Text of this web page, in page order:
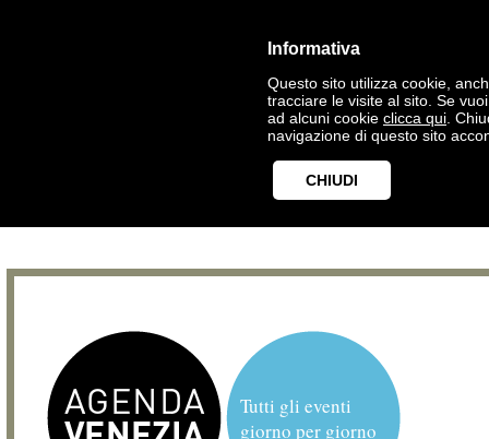
Informativa
Questo sito utilizza cookie,
tracciare le visite al sito. Se
ad alcuni cookie clicca qui .
navigazione di questo sito
CHIUDI
Tutti gli eventi
giorno per giorno